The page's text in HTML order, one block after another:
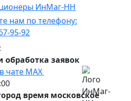
нам по телефону:
95-92
обработка заявок
чате МАХ
время московское